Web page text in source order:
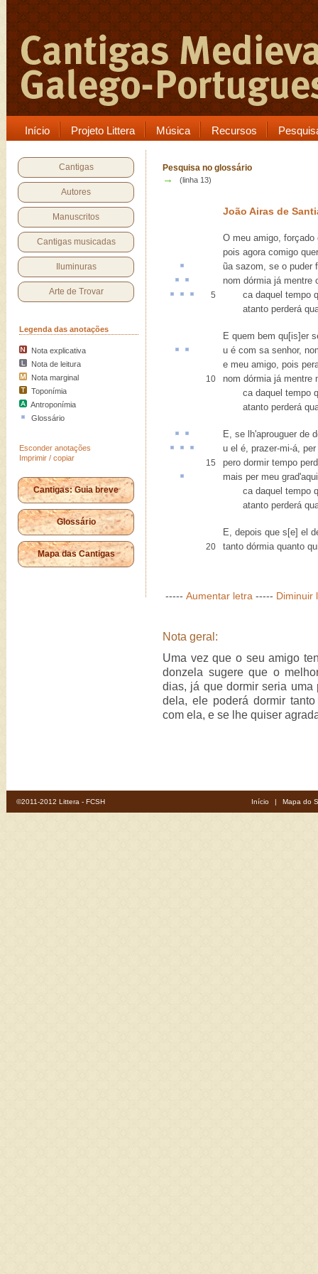
Início Projeto Littera Música Recursos
Cantigas
Autores
Manuscritos
Cantigas musicadas
Iluminuras
Arte de Trovar
Legenda das anotações
Nota explicativa
Nota de leitura
Nota marginal
Toponímia
Antroponímia
Glossário
Esconder anotações
Imprimir / copiar
Cantigas: Guia breve
Glossário
Mapa das Cantigas
Pesquisa no glossário
→ (linha 13)
João Airas de
O meu amigo, forçado
pois agora comigo
ũa sazom, se o puder
nom dórmiajá mentre
5 cadaquel tempo
atanto perderá
E quem bem qu[is]er
u é com sa senhor,
e meu amigo, pois
10
nom dórmia já mentre
ca daquel tempo
atanto perderá
E, se lh'aprouguer de
u el é, prazer-mi-á,
15
pero dormir tempo
mais per meu grad
ca daquel tempo
atanto perderá
E, depois que s[e] el
20 tanto dórmia quanto
----- Aumentar letra ----- Diminuir
Nota geral:
Uma vez que o seu amigo
donzela sugere que o
dias, já que dormir seria uma
dela, ele poderá dormir
com ela, e se lhe quiser
©2011-2012 Littera - FCSH Início | Mapa do